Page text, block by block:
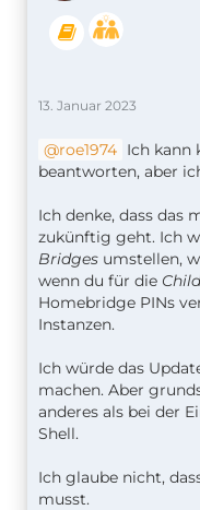
13. Januar 2023
roe1974 Ich kann
beantworten, aber
Ich denke, dass das
zukünftig geht. Ich
Bridges umstellen,
wenn du für die
Homebridge PINs
Instanzen.
Ich würde das
machen. Aber
anderes als bei der
Shell.
Ich glaube nicht,
musst.